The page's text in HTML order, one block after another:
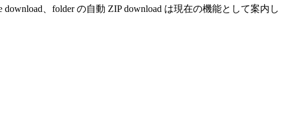
、folder の自動 ZIP download は現在の機能として案内し